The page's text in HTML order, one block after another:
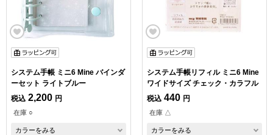
システム手帳 ミニ6 Mine バインダ
ーセット ライトブルー
税込 2,200 円
在庫 ○
カラーをみる
システム手帳リフィル ミニ6 Mine
ワイドサイズ チェック・カラフル
税込 440 円
在庫 △
カラーをみる